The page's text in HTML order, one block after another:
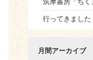
行ってきました
月間アーカイブ